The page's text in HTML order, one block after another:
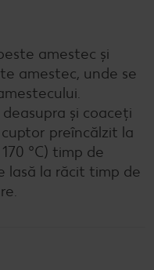
amestec și
amestec, unde se
și coaceți
preîncălzit la
°C) timp de
lasă la răcit timp de